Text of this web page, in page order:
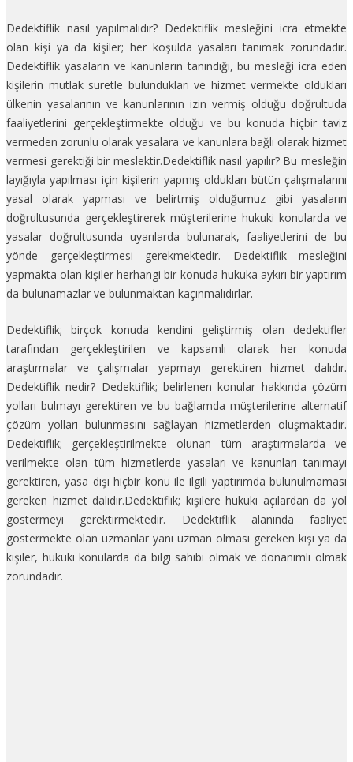
Dedektiflik nasıl yapılmalıdır? Dedektiflik mesleğini icra etmekte
olan kişi ya da kişiler; her koşulda yasaları tanımak zorundadır.
Dedektiflik yasaların ve kanunların tanındığı, bu mesleği icra eden
kişilerin mutlak suretle bulundukları ve hizmet vermekte oldukları
ülkenin yasalarının ve kanunlarının izin vermiş olduğu doğrultuda
faaliyetlerini gerçekleştirmekte olduğu ve bu konuda hiçbir taviz
vermeden zorunlu olarak yasalara ve kanunlara bağlı olarak hizmet
vermesi gerektiği bir meslektir.Dedektiflik nasıl yapılır? Bu mesleğin
layığıyla yapılması için kişilerin yapmış oldukları bütün çalışmalarını
yasal olarak yapması ve belirtmiş olduğumuz gibi yasaların
doğrultusunda gerçekleştirerek müşterilerine hukuki konularda ve
yasalar doğrultusunda uyarılarda bulunarak, faaliyetlerini de bu
yönde gerçekleştirmesi gerekmektedir. Dedektiflik mesleğini
yapmakta olan kişiler herhangi bir konuda hukuka aykırı bir yaptırım
da bulunamazlar ve bulunmaktan kaçınmalıdırlar.
Dedektiflik; birçok konuda kendini geliştirmiş olan dedektifler
tarafından gerçekleştirilen ve kapsamlı olarak her konuda
araştırmalar ve çalışmalar yapmayı gerektiren hizmet dalıdır.
Dedektiflik nedir? Dedektiflik; belirlenen konular hakkında çözüm
yolları bulmayı gerektiren ve bu bağlamda müşterilerine alternatif
çözüm yolları bulunmasını sağlayan hizmetlerden oluşmaktadır.
Dedektiflik; gerçekleştirilmekte olunan tüm araştırmalarda ve
verilmekte olan tüm hizmetlerde yasaları ve kanunları tanımayı
gerektiren, yasa dışı hiçbir konu ile ilgili yaptırımda bulunulmaması
gereken hizmet dalıdır.Dedektiflik; kişilere hukuki açılardan da yol
göstermeyi gerektirmektedir. Dedektiflik alanında faaliyet
göstermekte olan uzmanlar yani uzman olması gereken kişi ya da
kişiler, hukuki konularda da bilgi sahibi olmak ve donanımlı olmak
zorundadır.